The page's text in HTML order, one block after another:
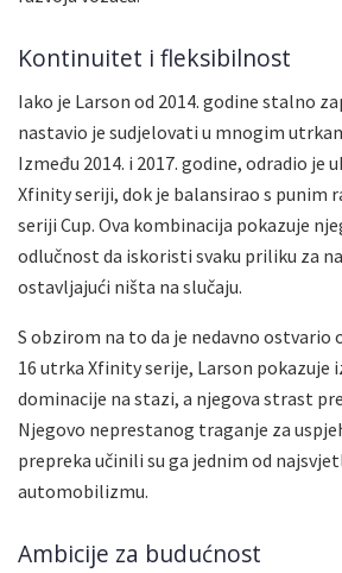
Kontinuitet i fleksibilnost
Iako je Larson od 2014. godine stalno
nastavio je sudjelovati u mnogim
Između 2014. i 2017. godine, odradio je
Xfinity seriji, dok je balansirao s punim
seriji Cup. Ova kombinacija pokazuje
odlučnost da iskoristi svaku priliku za
ostavljajući ništa na slučaju.
S obzirom na to da je nedavno ostvario
16 utrka Xfinity serije, Larson pokazuje
dominacije na stazi, a njegova strast
Njegovo neprestanog traganje za
prepreka učinili su ga jednim od
automobilizmu.
Ambicije za budućnost